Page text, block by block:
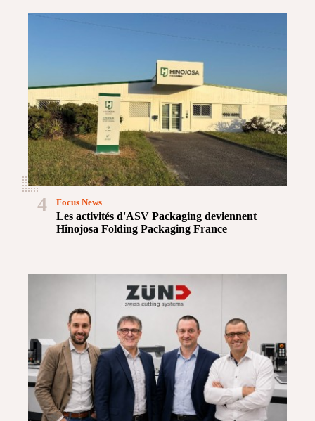
4
Les activités d'ASV Packaging deviennent
Hinojosa Folding Packaging France
Focus News